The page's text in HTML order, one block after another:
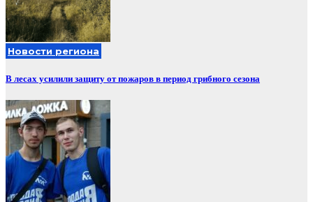
Новости региона
В лесах усилили защиту от пожаров в период грибного сезона